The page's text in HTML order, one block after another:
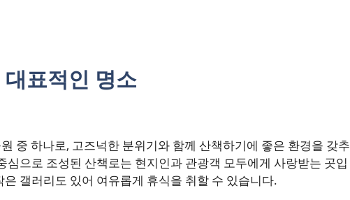
표적인 명소
중 하나로, 고즈넉한 분위기와 함께 산책하기에 좋은 환경을 갖추
심으로 조성된 산책로는 현지인과 관광객 모두에게 사랑받는 곳입
갤러리도 있어 여유롭게 휴식을 취할 수 있습니다.